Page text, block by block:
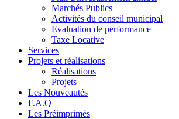
Marchés Publics
Activités du conseil municipal
Evaluation de performance
Taxe Locative
Services
Projets et réalisations
Réalisations
Projets
Les Nouveautés
F.A.Q
Les Préimprimés